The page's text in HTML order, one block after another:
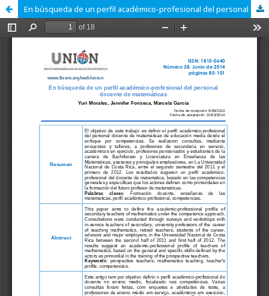
En búsqueda de un perfil académico-profesional del personal docente de matemáticas